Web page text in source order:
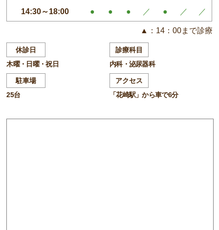
14:30～18:00 ● ● ● ／ ● ／ ／
▲：14：00まで診療
休診日
木曜・日曜・祝日
診療科目
内科・泌尿器科
駐車場
25台
アクセス
「花崎駅」から車で6分